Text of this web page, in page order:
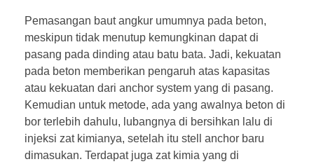
Pemasangan baut angkur umumnya pada beton,
meskipun tidak menutup kemungkinan dapat di
pasang pada dinding atau batu bata. Jadi, kekuatan
pada beton memberikan pengaruh atas kapasitas
atau kekuatan dari anchor system yang di pasang.
Kemudian untuk metode, ada yang awalnya beton di
bor terlebih dahulu, lubangnya di bersihkan lalu di
injeksi zat kimianya, setelah itu stell anchor baru
dimasukan. Terdapat juga zat kimia yang di